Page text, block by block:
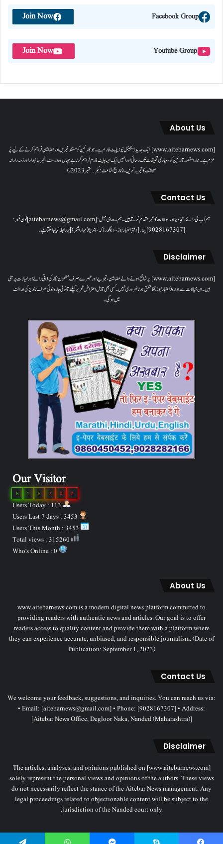
Facebook Group
Join Now
Youtube Group
Join Now
About Us
[www.aitebarnews.com] ایک جدید ڈیجیٹل نیوز پلیٹ فارم ہے۔ جو قارئین کو مستند خبریں اور مضامین فراہم کرنے کے لیے پُر
عزم ہے۔ ہمارا مقصدقارئین کو معیاری تخلیقات تک رسائی اور انہیں ایک ایسا پلیٹ فارم فراہم کرنا ہے جہاں وہ درست، غیر جانبدار اور ذمہ دارانہ
صحافت کا تجربہ کریں۔( تاریخ اشاعت : یکم؍ ستمبر 2023ء)
Contact Us
ہم آپ کی رائے، تجاویز اور سوالات کا خیرمقدم کرتے ہیں۔ ہم سےای میل: [aitebarnews@gmail.com]فون نمبر:
[9028167307]پتہ: [دفتر اعتبار نیوز، ، دیگلور ناکہ، ناندیڑ(مہاراشٹر) ] پر رابطہ کیا جاسکتا ہے۔
Disclaimer
[www.aitebarnews.com] پر شائع ہونے والے مضامین، تجزیے اور تبصرے صرف مضمون نگار کی ذاتی رائے اور خیالات پر مبنی
ہیں۔ ان خیالات سے ادارہ (اعتبار نیوز) کا متفق ہونا ضروری نہیں۔ کسی بھی قابل اعتراض تحریر کیلئے قانونی چارہ جوئی صرف ناندیڑ کی عدالت
میں ہوگی۔
Our Visitor
2
0
2
6
1
6
Users Today : 113
About Us
www.aitebarnews.com is a modern digital news platform committed to
providing readers with authentic news and articles. Our goal is to offer
readers access to quality content and provide them with a platform where
they can experience accurate, unbiased, and responsible journalism. (Date of
Publication: September 1, 2023)
Contact Us
We welcome your feedback, suggestions, and inquiries. You can reach us via:
• Email: [aitebarnews@gmail.com] • Phone: [9028167307] • Address:
[Aitebar News Office, Degloor Naka, Nanded (Maharashtra)]
Disclaimer
The articles, analyses, and opinions published on [www.aitebarnews.com]
solely represent the personal views and opinions of the authors. These views
do not necessarily reflect the stance of the Aitebar News management. Any
legal proceedings related to objectionable content will be subject to the
jurisdiction of the Nanded court only.